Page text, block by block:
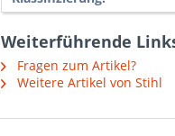
Weiterführende
Fragen zum Artikel?
Weitere Artikel von Stihl